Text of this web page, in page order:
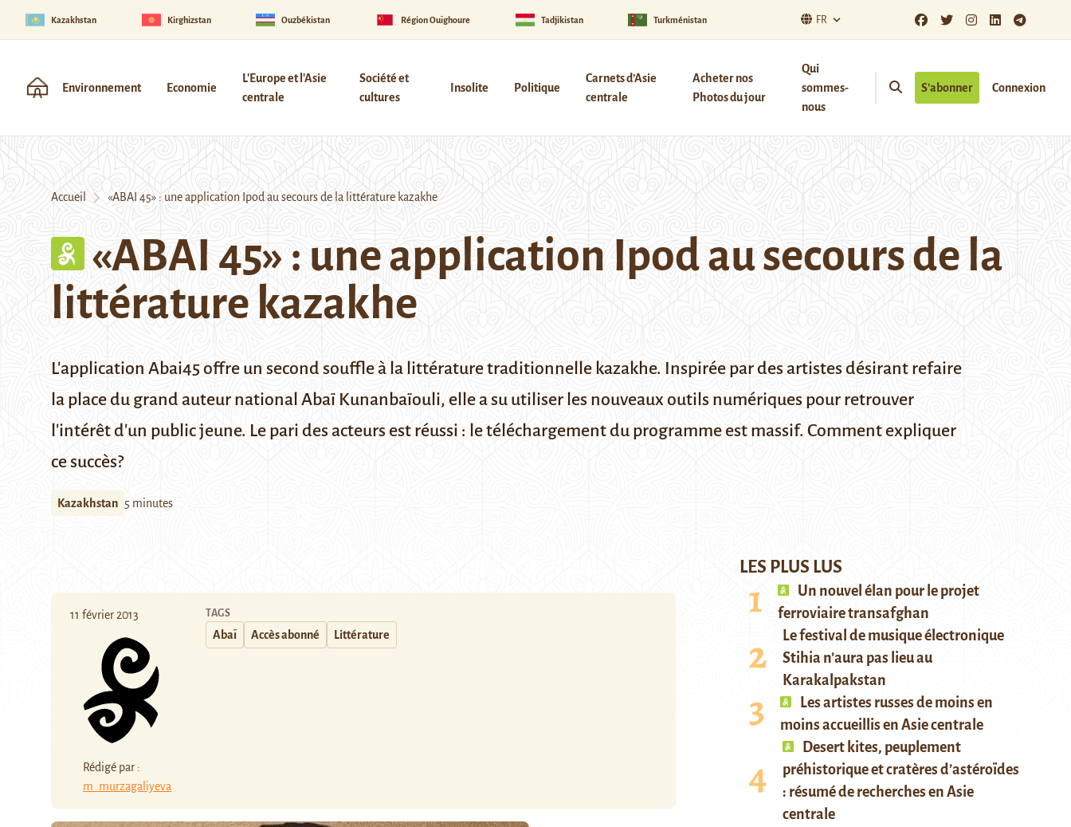
Kazakhstan Kirghizstan Ouzbékistan Région Ouïghoure Tadjikistan Turkménistan FR
Environnement Economie
L'Europe et l'Asie
centrale
Société et
cultures
Insolite Politique
Carnets d’Asie
centrale
Acheter nos
Photos du jour
Qui
sommes-
nous
S’abonner Connexion
Accueil «ABAI 45» : une application Ipod au secours de la littérature kazakhe
«ABAI 45» : une application Ipod au secours de la
littérature kazakhe
L'application Abai45 offre un second souffle à la littérature traditionnelle kazakhe. Inspirée par des artistes désirant refaire
la place du grand auteur national Abaï Kunanbaïouli, elle a su utiliser les nouveaux outils numériques pour retrouver
l'intérêt d'un public jeune. Le pari des acteurs est réussi : le téléchargement du programme est massif. Comment expliquer
ce succès?
Kazakhstan 5 minutes
11 février 2013
Rédigé par :
m_murzagaliyeva
TAGS
Abaï Accès abonné Littérature
LES PLUS LUS
Un nouvel élan pour le projet
ferroviaire transafghan
Le festival de musique électronique
Stihia n’aura pas lieu au
Karakalpakstan
Les artistes russes de moins en
moins accueillis en Asie centrale
Desert kites, peuplement
préhistorique et cratères d’astéroïdes
: résumé de recherches en Asie
centrale